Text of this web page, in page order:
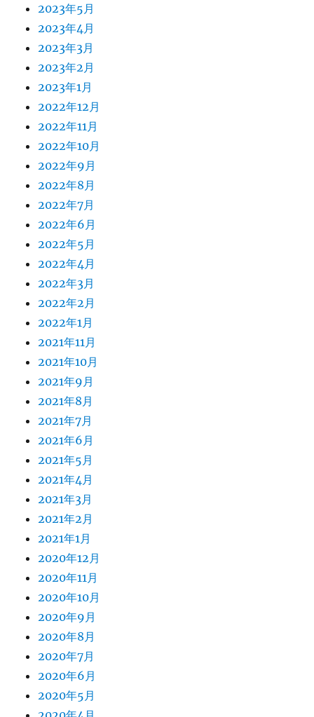
2023年5月
2023年4月
2023年3月
2023年2月
2023年1月
2022年12月
2022年11月
2022年10月
2022年9月
2022年8月
2022年7月
2022年6月
2022年5月
2022年4月
2022年3月
2022年2月
2022年1月
2021年11月
2021年10月
2021年9月
2021年8月
2021年7月
2021年6月
2021年5月
2021年4月
2021年3月
2021年2月
2021年1月
2020年12月
2020年11月
2020年10月
2020年9月
2020年8月
2020年7月
2020年6月
2020年5月